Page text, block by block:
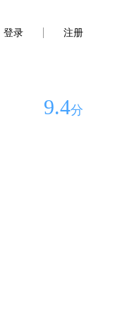
登录 注册
9.4分